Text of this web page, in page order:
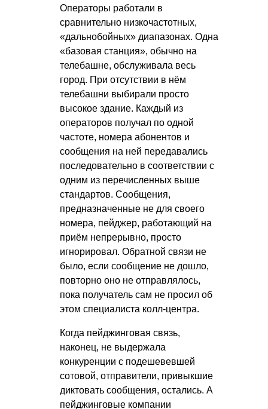
Операторы работали в
сравнительно низкочастотных,
«дальнобойных» диапазонах. Одна
«базовая станция», обычно на
телебашне, обслуживала весь
город. При отсутствии в нём
телебашни выбирали просто
высокое здание. Каждый из
операторов получал по одной
частоте, номера абонентов и
сообщения на ней передавались
последовательно в соответствии с
одним из перечисленных выше
стандартов. Сообщения,
предназначенные не для своего
номера, пейджер, работающий на
приём непрерывно, просто
игнорировал. Обратной связи не
было, если сообщение не дошло,
повторно оно не отправлялось,
пока получатель сам не просил об
этом специалиста колл-центра.
Когда пейджинговая связь,
наконец, не выдержала
конкуренции с подешевевшей
сотовой, отправители, привыкшие
диктовать сообщения, остались. А
пейджинговые компании